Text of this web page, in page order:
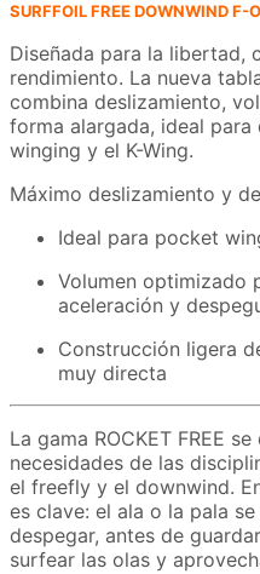
SURFFOIL FREE DOWNWIND F-
Diseñada para la libertad,
rendimiento. La nueva
combina deslizamiento,
forma alargada, ideal
winging y el K-Wing.
Máximo deslizamiento y
Ideal para pocket
Volumen optimizado
aceleración y
Construcción ligera
muy directa
La gama ROCKET FREE
necesidades de las
el freefly y el downwind.
es clave: el ala o la pala
despegar, antes de
surfear las olas y